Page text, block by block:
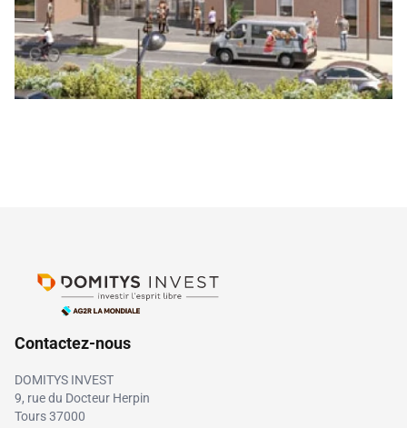
Contactez-nous
DOMITYS INVEST
9, rue du Docteur Herpin
Tours 37000